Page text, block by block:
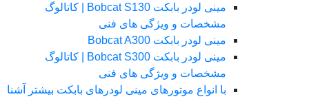
مینی لودر بابکت Bobcat S130 | کاتالوگ
مشخصات و ویژگی های فنی
مینی لودر بابکت Bobcat A300
مینی لودر بابکت Bobcat S300 | کاتالوگ
مشخصات و ویژگی های فنی
با انواع موتورهای مینی لودرهای بابکت بیشتر آشنا